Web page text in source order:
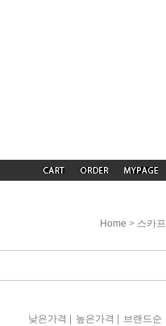
Home > 스카프
낮은가격 | 높은가격 | 브랜드순